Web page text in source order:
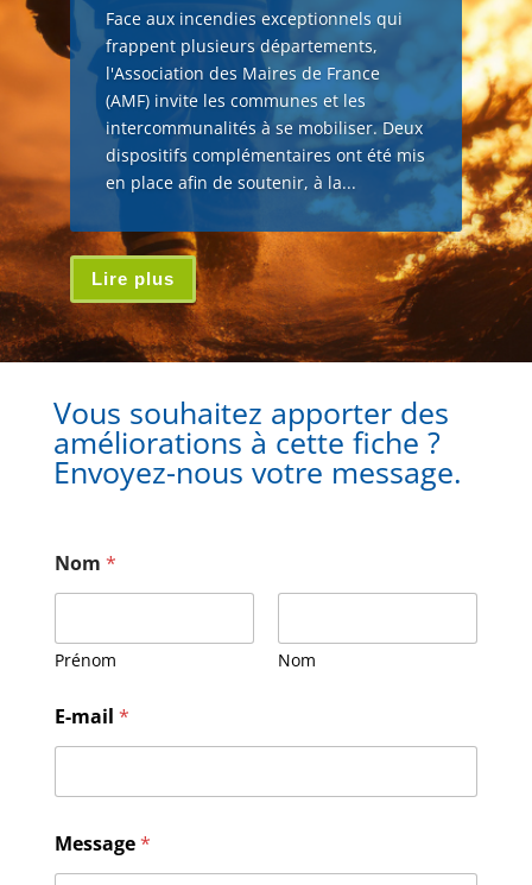
Face aux incendies exceptionnels qui
frappent plusieurs départements,
l'Association des Maires de France
(AMF) invite les communes et les
intercommunalités à se mobiliser. Deux
dispositifs complémentaires ont été mis
en place afin de soutenir, à la...
Lire plus
Vous souhaitez apporter des
améliorations à cette fiche ?
Envoyez-nous votre message.
Nom *
Prénom Nom
E-mail *
o
m
Message*